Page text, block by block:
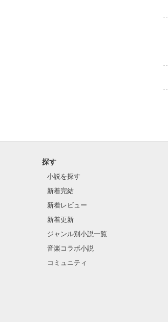
探す
小説を探す
新着完結
新着レビュー
新着更新
ジャンル別小説一覧
音楽コラボ小説
コミュニティ